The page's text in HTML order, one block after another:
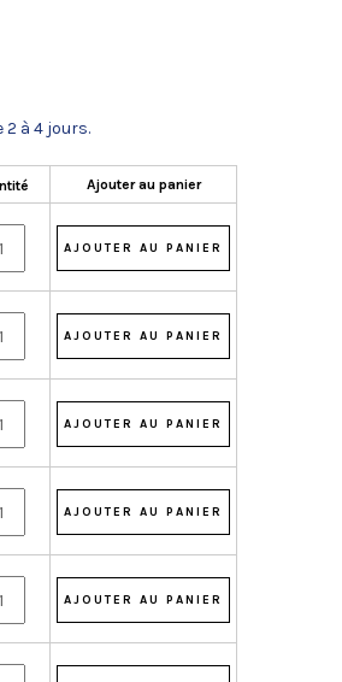
2 à 4 jours.
Ajouter au panier